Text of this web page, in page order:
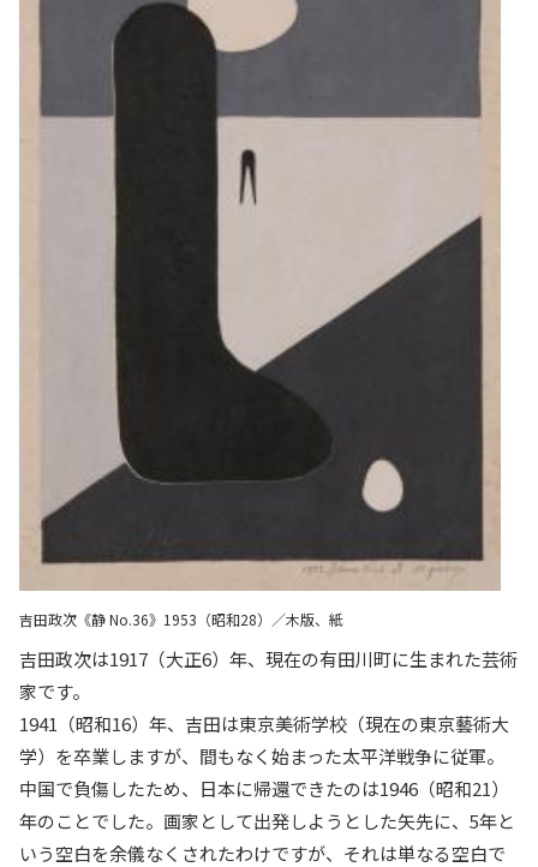
吉田政次《静 No.36》1953（昭和28）／木版、紙
吉田政次は1917（大正6）年、現在の有田川町に生まれた芸術
家です。
1941（昭和16）年、吉田は東京美術学校（現在の東京藝術大
学）を卒業しますが、間もなく始まった太平洋戦争に従軍。
中国で負傷したため、日本に帰還できたのは1946（昭和21）
年のことでした。画家として出発しようとした矢先に、5年と
いう空白を余儀なくされたわけですが、それは単なる空白で